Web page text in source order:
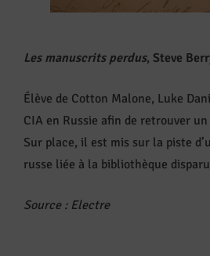
Les manuscrits perdus, Steve
Élève de Cotton Malone, Luke
CIA en Russie afin de retrouver
Sur place, il est mis sur la piste
russe liée à la bibliothèque
Source : Electre